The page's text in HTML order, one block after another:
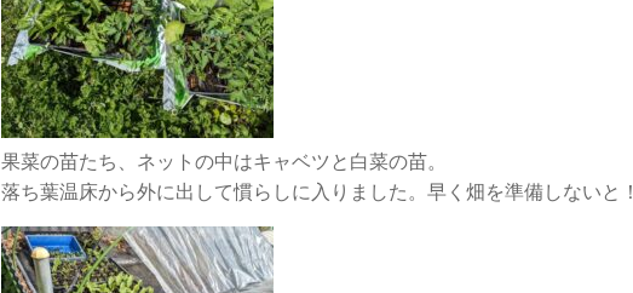
果菜の苗たち、ネットの中はキャベツと白菜の苗。
落ち葉温床から外に出して慣らしに入りました。早く畑を準備しないと！